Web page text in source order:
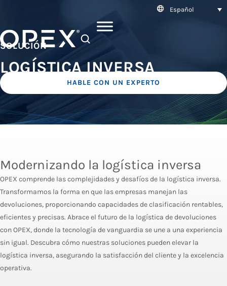
Español
SOLUCIÓN
LOGÍSTICA INVERSA
HABLE CON UN EXPERTO
Modernizando la logística inversa
OPEX comprende las complejidades y desafíos de la logística inversa.
Transformamos la forma en que las empresas manejan las
devoluciones, proporcionando capacidades de clasificación rentables,
eficientes y precisas. Abrace el futuro de la logística de devoluciones
con OPEX, donde la tecnología de vanguardia se une a una experiencia
sin igual. Descubra cómo nuestras soluciones pueden elevar la
logística inversa, asegurando la satisfacción del cliente y la excelencia
operativa.